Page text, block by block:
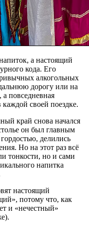
а настоящий
кода. Его
алкогольных
дорогу или на
повседневная
каждой своей поездке.
край снова начался
он был главным
делились
Но на этот раз всё
тонкости, но и сами
напитка
настоящий
потому что, как
и «нечестный»